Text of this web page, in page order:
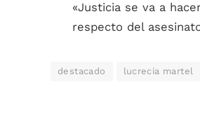
«Justicia se va a
respecto del
destacado lucrecia martel